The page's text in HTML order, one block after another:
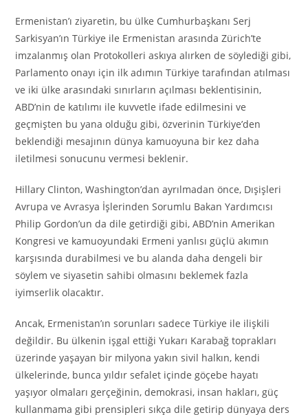
Ermenistan’ı ziyaretin, bu ülke Cumhurbaşkanı Serj
Sarkisyan’ın Türkiye ile Ermenistan arasında Zürich’te
imzalanmış olan Protokolleri askıya alırken de söylediği gibi,
Parlamento onayı için ilk adımın Türkiye tarafından atılması
ve iki ülke arasındaki sınırların açılması beklentisinin,
ABD’nin de katılımı ile kuvvetle ifade edilmesini ve
geçmişten bu yana olduğu gibi, özverinin Türkiye’den
beklendiği mesajının dünya kamuoyuna bir kez daha
iletilmesi sonucunu vermesi beklenir.
Hillary Clinton, Washington’dan ayrılmadan önce, Dışişleri
Avrupa ve Avrasya İşlerinden Sorumlu Bakan Yardımcısı
Philip Gordon’un da dile getirdiği gibi, ABD’nin Amerikan
Kongresi ve kamuoyundaki Ermeni yanlısı güçlü akımın
karşısında durabilmesi ve bu alanda daha dengeli bir
söylem ve siyasetin sahibi olmasını beklemek fazla
iyimserlik olacaktır.
Ancak, Ermenistan’ın sorunları sadece Türkiye ile ilişkili
değildir. Bu ülkenin işgal ettiği Yukarı Karabağ toprakları
üzerinde yaşayan bir milyona yakın sivil halkın, kendi
ülkelerinde, bunca yıldır sefalet içinde göçebe hayatı
yaşıyor olmaları gerçeğinin, demokrasi, insan hakları, güç
kullanmama gibi prensipleri sıkça dile getirip dünyaya ders